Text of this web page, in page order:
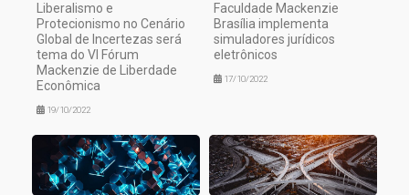
Liberalismo e
Protecionismo no Cenário
Global de Incertezas será
tema do VI Fórum
Mackenzie de Liberdade
Econômica
19/10/2022
Faculdade Mackenzie
Brasília implementa
simuladores jurídicos
eletrônicos
17/10/2022